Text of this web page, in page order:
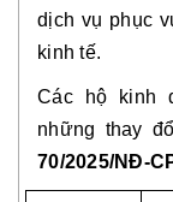
dịch vụ phục
kinh tế.
Các hộ kinh
những thay
70/2025/NĐ-